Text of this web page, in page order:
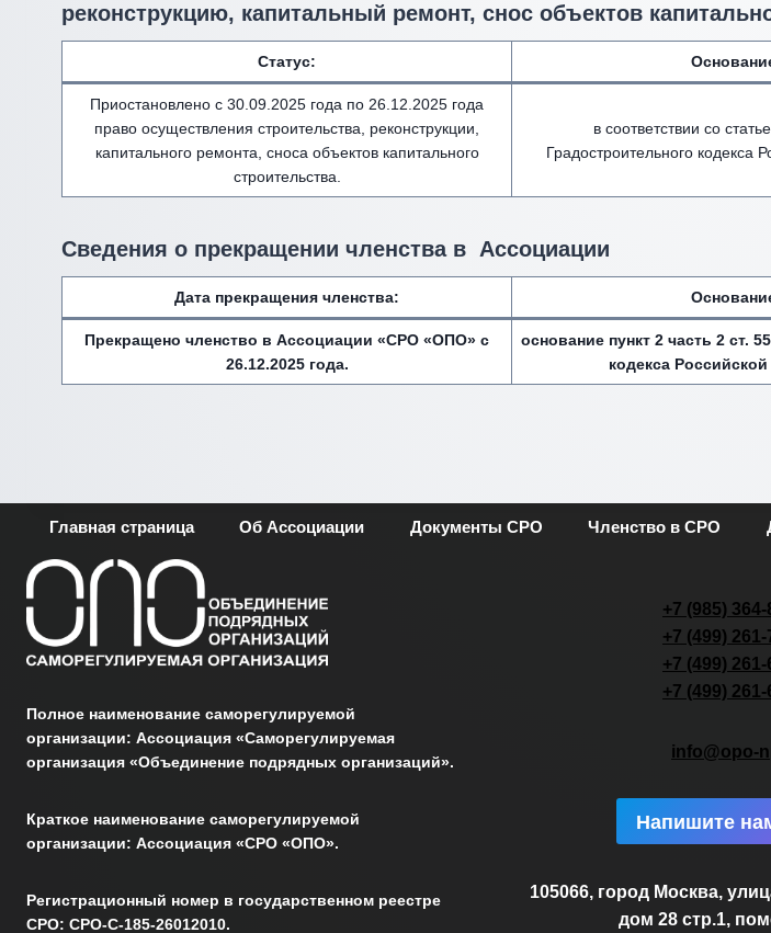
реконструкцию, капитальный ремонт, снос объектов
Статус:
Приостановлено с 30.09.2025 года по 26.12.2025 года
право осуществления строительства, реконструкции,
капитального ремонта, сноса объектов капитального
строительства.
в соответствии со
Градостроительного кодекса
Сведения о прекращении членства в Ассоциации
Дата прекращения членства:
Прекращено членство в Ассоциации «СРО «ОПО» с
26.12.2025 года.
основание пункт 2 часть 2 ст.
кодекса
Главная страница Об Ассоциации Документы СРО Членство в СРО
Полное наименование саморегулируемой
организации: Ассоциация «Саморегулируемая
организация «Объединение подрядных организаций».
Краткое наименование саморегулируемой
организации: Ассоциация «СРО «ОПО».
Регистрационный номер в государственном реестре
СРО: СРО-С-185-26012010.
+7 (985) 364-
+7 (499) 261-
+7 (499) 261-
+7 (499) 261-
info@opo-
Напишите
105066, город Москва,
дом 28 стр.1,